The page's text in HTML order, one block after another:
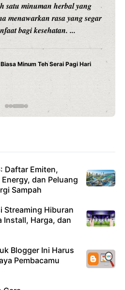
satu minuman herbal yang
menawarkan rasa yang segar
bagi kesehatan. ...
Minum Teh Serai Pagi Hari
Daftar Emiten,
dan Peluang
Sampah
Streaming Hiburan
Install, Harga, dan
Blogger Ini Harus
Pembacamu